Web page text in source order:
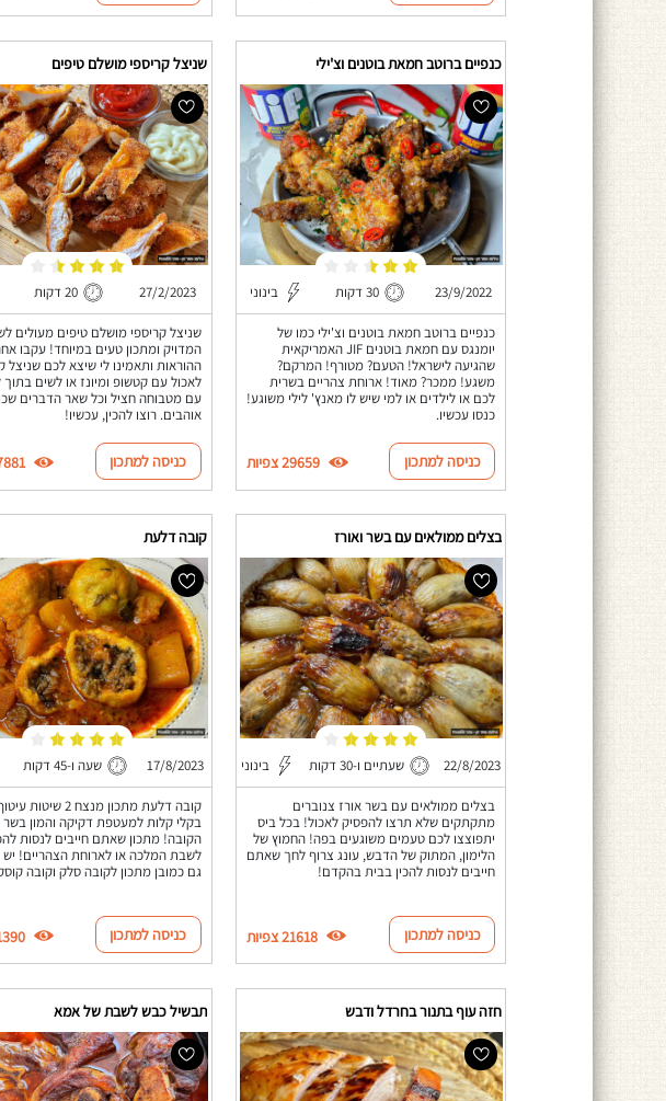
כנפיים ברוטב חמאת בוטנים וצ'ילי
23/9/2022 30 דקות בינוני
כנפיים ברוטב חמאת בוטנים וצ'ילי כמו של
יומנגס עם חמאת בוטנים JIF האמריקאית
שהגיעה לישראל! הטעם? מטורף! המרקם?
משגע! ממכר? מאוד! ארוחת צהריים בשרית
לכם או לילדים או למי שיש לו מאנץ' לילי משוגע!
כנסו עכשיו.
כניסה למתכון 29659 צפיות
שניצל קריספי מושלם טיפים
27/2/2023 20 דקות
שניצל קריספי מושלם טיפים מעולים
המדויק ומתכון טעים במיוחד! עקבו
ההוראות ותאמינו לי שיצא לכם שניצל
לאכול עם קטשופ ומיונז או לשים
עם מטבוחה חציל וכל שאר הדברים
אוהבים. רוצו להכין, עכשיו!
כניסה למתכון 27881
בצלים ממולאים עם בשר ואורז
22/8/2023 שעתיים ו-30 דקות בינוני
בצלים ממולאים עם בשר אורז צנוברים
מתקתקים שלא תרצו להפסיק לאכול! בכל ביס
יתפוצצו לכם טעמים משוגעים בפה! החמוץ של
הלימון, המתוק של הדבש, עונג צרוף לחך שאתם
חייבים לנסות להכין בבית בהקדם!
כניסה למתכון 21618 צפיות
קובה דלעת
17/8/2023 שעה ו-45 דקות
קובה דלעת מתכון מנצח 2
בקלי קלות למעטפת דקיקה והמון
הקובה! מתכון שאתם חייבים לנסות
לשבת המלכה או לארוחת הצהריים! יש
גם כמובן מתכון לקובה סלק וקובה
כניסה למתכון 21390
חזה עוף בתנור בחרדל ודבש תבשיל כבש לשבת של אמא